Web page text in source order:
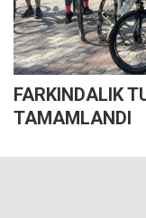
FARKINDALIK
TAMAMLANDI